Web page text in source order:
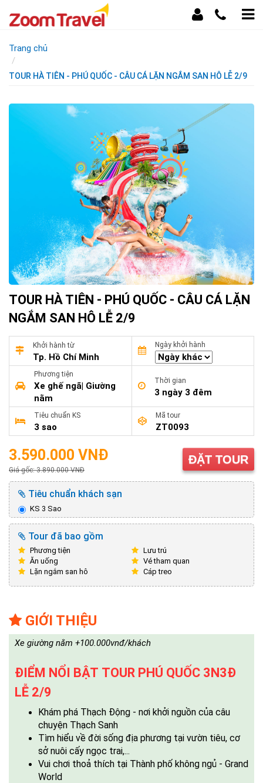
Trang chủ
TOUR HÀ TIÊN - PHÚ QUỐC - CÂU CÁ LẶN NGẮM SAN HÔ LỄ 2/9
TOUR HÀ TIÊN - PHÚ QUỐC - CÂU CÁ LẶN
NGẮM SAN HÔ LỄ 2/9
Khởi hành từ
Tp. Hồ Chí Minh
Ngày khởi hành
Phương tiện
Xe ghế ngã| Giường
nằm
Thời gian
3 ngày 3 đêm
Tiêu chuẩn KS
3 sao
Mã tour
ZT0093
3.590.000 VNĐ
Giá gốc: 3.890.000 VNĐ
ĐẶT TOUR
Tiêu chuẩn khách sạn
KS 3 Sao
Tour đã bao gồm
Phương tiện
Lưu trú
Ăn uống
Vé tham quan
Lặn ngắm san hô
Cáp treo
GIỚI THIỆU
Xe giường nằm +100.000vnđ/khách
ĐIỂM NỔI BẬT TOUR PHÚ QUỐC 3N3Đ
LỄ 2/9
Khám phá Thạch Động - nơi khởi nguồn của câu
chuyện Thạch Sanh
Tìm hiểu về đời sống địa phương tại vườn tiêu, cơ
sở nuôi cấy ngọc trai,...
Vui chơi thoả thích tại Thành phố không ngủ - Grand
World